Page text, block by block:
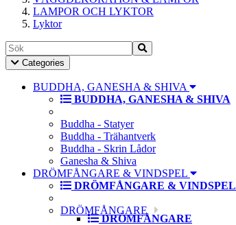
LAMPOR OCH LYKTOR
Lyktor
Toggle
Navigation
Categories
BUDDHA, GANESHA & SHIVA
BUDDHA, GANESHA & SHIVA
Buddha - Statyer
Buddha - Trähantverk
Buddha - Skrin Lådor
Ganesha & Shiva
DRÖMFÅNGARE & VINDSPEL
DRÖMFÅNGARE & VINDSPEL
DRÖMFÅNGARE
DRÖMFÅNGARE